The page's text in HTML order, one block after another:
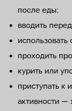
после еды;
вводить
проходить
курить или
приступать к
активности —